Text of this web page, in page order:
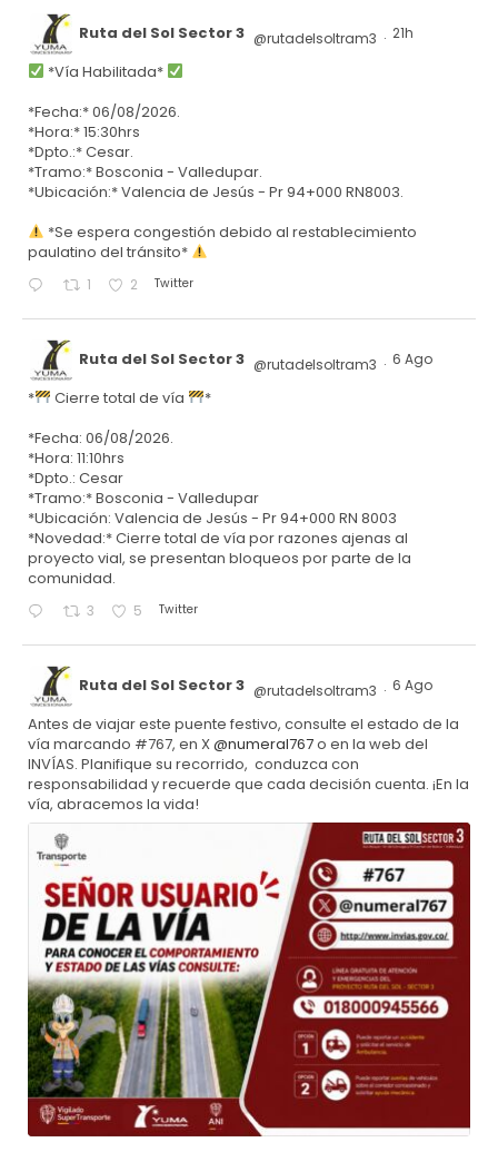
Ruta del Sol Sector 3 @rutadelsoltram3 · 21h
*Vía Habilitada*
*Fecha:* 06/08/2026.
*Hora:* 15:30hrs
*Dpto.:* Cesar.
*Tramo:* Bosconia - Valledupar.
*Ubicación:* Valencia de Jesús - Pr 94+000 RN8003.
*Se espera congestión debido al restablecimiento
paulatino del tránsito*
1 2 Twitter
Ruta del Sol Sector 3 @rutadelsoltram3 · 6 Ago
* Cierre total de vía
*
*Fecha: 06/08/2026.
*Hora: 11:10hrs
*Dpto.: Cesar
*Tramo:* Bosconia - Valledupar
*Ubicación: Valencia de Jesús - Pr 94+000 RN 8003
*Novedad:* Cierre total de vía por razones ajenas al
proyecto vial, se presentan bloqueos por parte de la
comunidad.
3 5 Twitter
Ruta del Sol Sector 3 @rutadelsoltram3 · 6 Ago
Antes de viajar este puente festivo, consulte el estado de la
vía marcando #767, en X@numeral767o en la web del
INVÍAS. Planifique su recorrido, conduzca con
responsabilidad y recuerde que cada decisión cuenta. ¡En la
vía, abracemos la vida!